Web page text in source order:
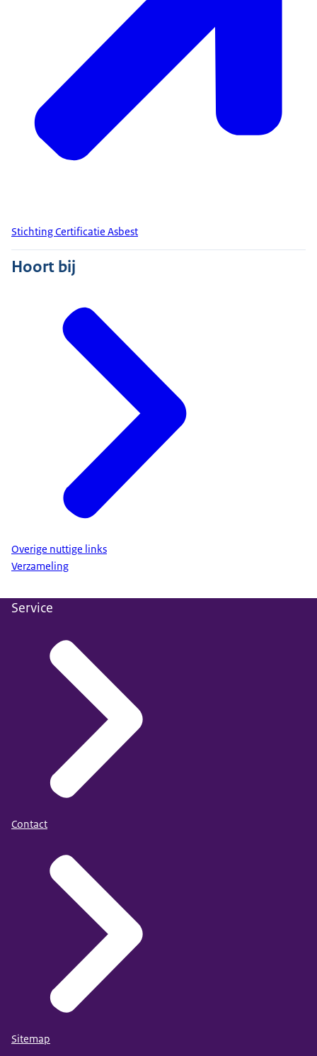
Stichting Certificatie Asbest
Hoort bij
Overige nuttige links
Verzameling
Service
Contact
Sitemap